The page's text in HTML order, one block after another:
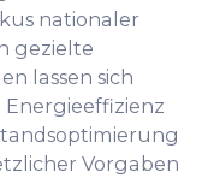
nationaler
gezielte
lassen sich
Energieeffizienz
Vorgaben